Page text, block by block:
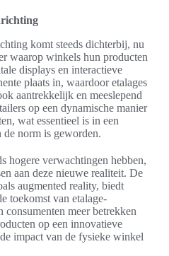
komt steeds dichterbij, nu
waarop winkels hun producten
displays en interactieve
plaats in, waardoor etalages
aantrekkelijk en meeslepend
op een dynamische manier
wat essentieel is in een
norm is geworden.
hogere verwachtingen hebben,
aan deze nieuwe realiteit. De
augmented reality, biedt
toekomst van etalage-
meer betrekken
op een innovatieve
impact van de fysieke winkel